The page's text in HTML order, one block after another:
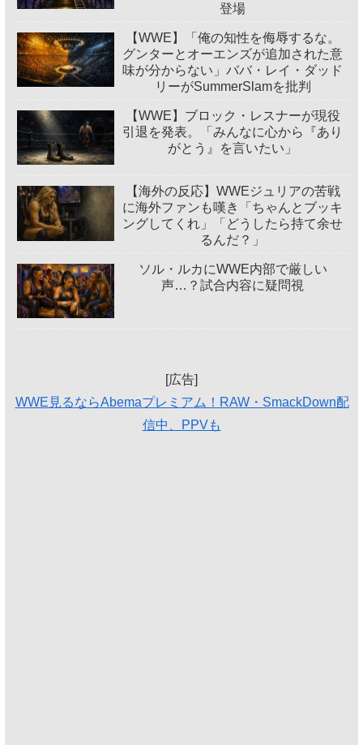
登場
【WWE】「俺の知性を侮辱するな。
グンターとオーエンズが追加された意
味が分からない」ババ・レイ・ダッド
リーがSummerSlamを批判
【WWE】ブロック・レスナーが現役
引退を発表。「みんなに心から『あり
がとう』を言いたい」
【海外の反応】WWEジュリアの苦戦
に海外ファンも嘆き「ちゃんとブッキ
ングしてくれ」「どうしたら持て余せ
るんだ？」
ソル・ルカにWWE内部で厳しい
声…？試合内容に疑問視
[広告]
WWE見るならAbemaプレミアム！RAW・SmackDown配
信中、PPVも